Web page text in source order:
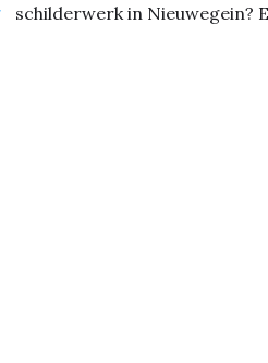
schilderwerk in Nieuwegein?